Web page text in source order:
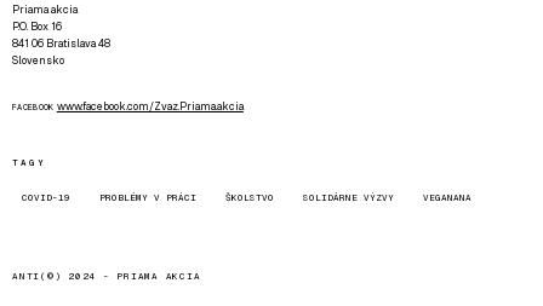
Priama akcia
P.O. Box 16
841 06 Bratislava 48
Slovensko
FACEBOOK www.facebook.com/Zvaz.Priama.akcia
TAGY
COVID-19 PROBLÉMY V PRÁCI ŠKOLSTVO SOLIDÁRNE VÝZVY VEGANANA
ANTI(©) 2024 - PRIAMA AKCIA